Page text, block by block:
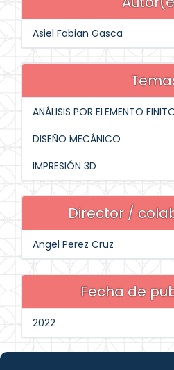
Asiel Fabian Gasca
ANÁLISIS POR ELEMENTO
DISEÑO MECÁNICO
IMPRESIÓN 3D
Director /
Angel Perez Cruz
Fecha de
2022